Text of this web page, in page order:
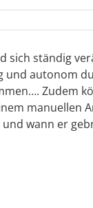
sich ständig
und autonom
Zudem
manuellen
wann er